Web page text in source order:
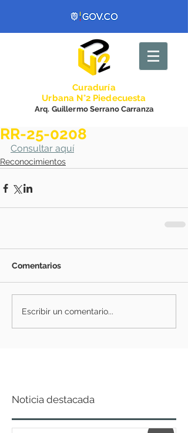
Curaduría
Urbana N°2 Piedecuesta
Arq. Guillermo Serrano Carranza
RR-25-0208
Consultar aquí
Reconocimientos
Comentarios
Escribir un comentario...
Noticia destacada